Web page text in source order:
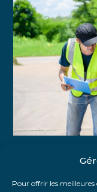
Pour offrir les meilleures